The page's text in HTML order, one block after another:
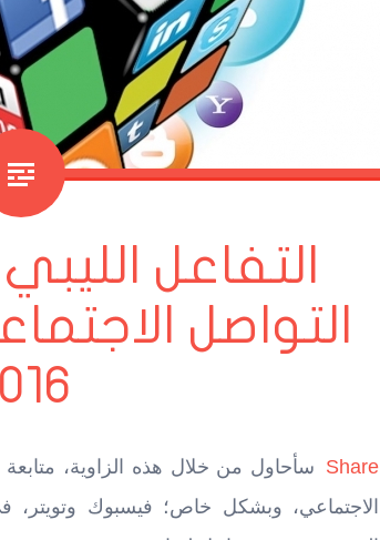
التفاعل
التواصل
Share سأحاول من خلال هذه الزاوية، متابعة
الاجتماعي، وبشكل خاص؛ فيسبوك وتويتر،